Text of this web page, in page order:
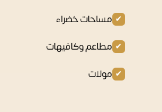
مساحات خضراء
مطاعم وكافيهات
مولات